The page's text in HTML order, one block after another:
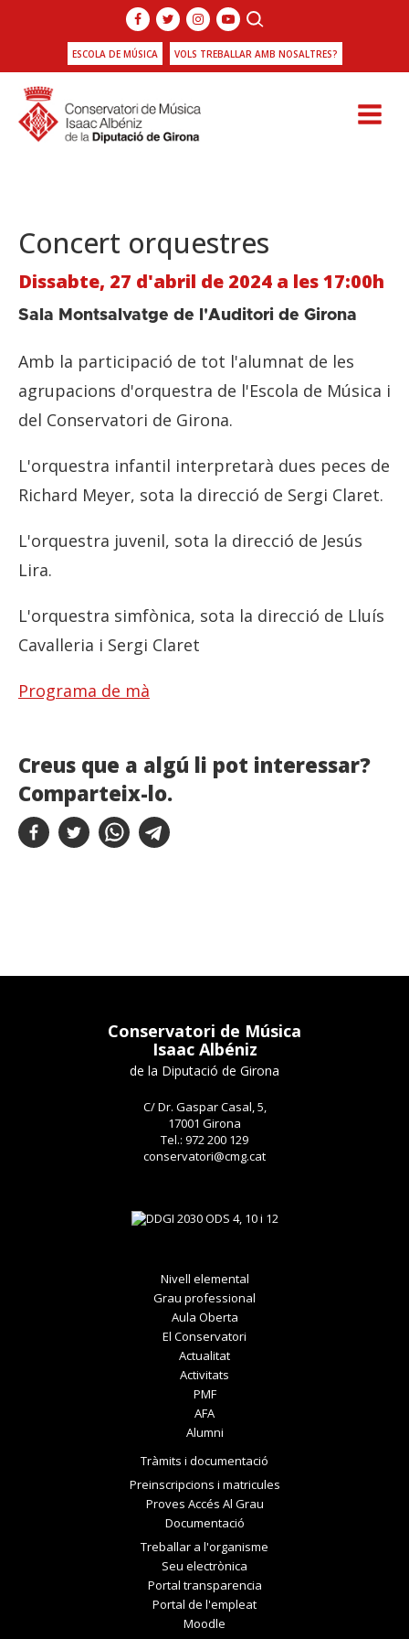
ESCOLA DE MÚSICA VOLS TREBALLAR AMB NOSALTRES?
Concert orquestres
Dissabte, 27 d'abril de 2024 a les 17:00h
Sala Montsalvatge de l'Auditori de Girona
Amb la participació de tot l'alumnat de les
agrupacions d'orquestra de l'Escola de Música i
del Conservatori de Girona.
L'orquestra infantil interpretarà dues peces de
Richard Meyer, sota la direcció de Sergi Claret.
L'orquestra juvenil, sota la direcció de Jesús
Lira.
L'orquestra simfònica, sota la direcció de Lluís
Cavalleria i Sergi Claret
Programa de mà
Creus que a algú li pot interessar?
Comparteix-lo.
Conservatori de Música
Isaac Albéniz
de la Diputació de Girona
C/ Dr. Gaspar Casal, 5,
17001 Girona
Tel.: 972 200 129
conservatori@cmg.cat
Nivell elemental
Grau professional
Aula Oberta
El Conservatori
Actualitat
Activitats
PMF
AFA
Alumni
Tràmits i documentació
Preinscripcions i matricules
Proves Accés Al Grau
Documentació
Treballar a l'organisme
Seu electrònica
Portal transparencia
Portal de l'empleat
Moodle